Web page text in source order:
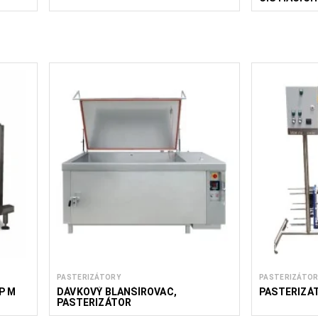
M
PASTERIZÁTORY
DÁVKOVÝ BLANŠÍROVAČ,
PASTERIZÁTOR